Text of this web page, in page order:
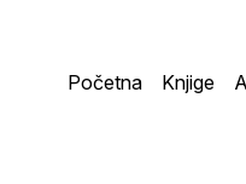
Početna Knjige